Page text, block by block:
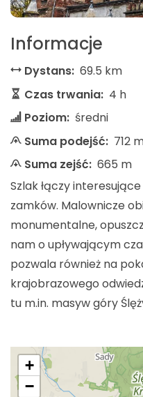
Informacje
Dystans: 69.5 km
Czas trwania: 4 h
Poziom: średni
Suma podejść: 712
Suma zejść: 665 m
Szlak łączy
zamków. Malownicze
monumentalne,
nam o upływającym
pozwala również na
krajobrazowego
tu m.in. masyw góry
+
−